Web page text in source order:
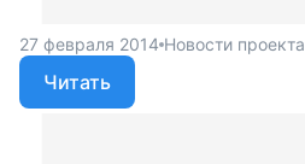
27 февраля 2014 Новости проекта
Читать